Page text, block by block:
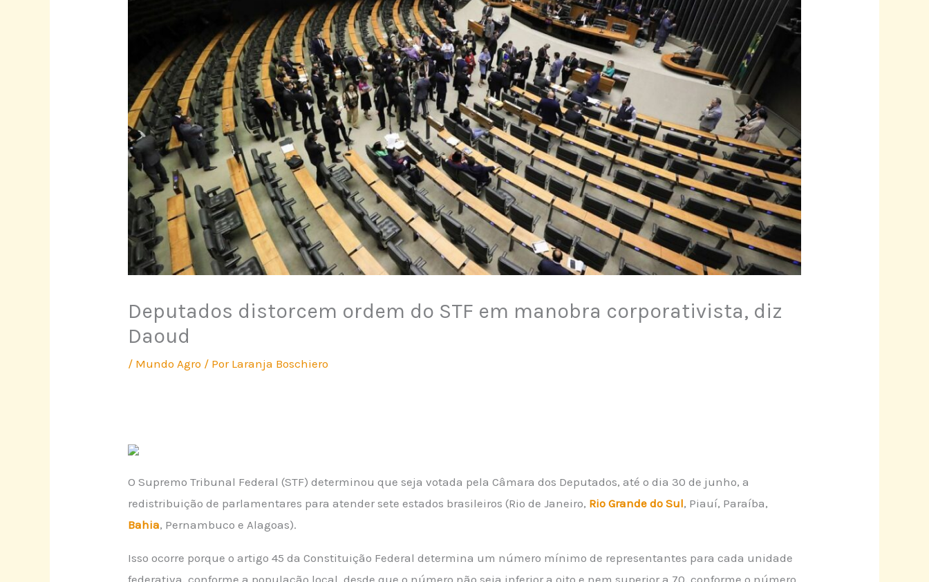
Deputados distorcem ordem do STF em manobra corporativista, diz
Daoud
/ Mundo Agro / Por Laranja Boschiero
O Supremo Tribunal Federal (STF) determinou que seja votada pela Câmara dos Deputados, até o dia 30 de junho, a
redistribuição de parlamentares para atender sete estados brasileiros (Rio de Janeiro, Rio Grande do Sul, Piauí, Paraíba,
Bahia, Pernambuco e Alagoas).
Isso ocorre porque o artigo 45 da Constituição Federal determina um número mínimo de representantes para cada unidade
federativa, conforme a população local, desde que o número não seja inferior a oito e nem superior a 70, conforme o número